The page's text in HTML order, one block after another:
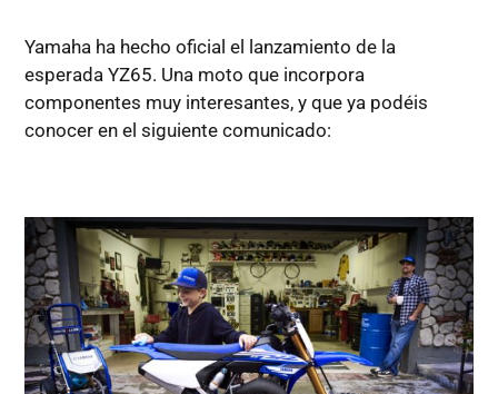
Yamaha ha hecho oficial el lanzamiento de la
esperada YZ65. Una moto que incorpora
componentes muy interesantes, y que ya podéis
conocer en el siguiente comunicado: